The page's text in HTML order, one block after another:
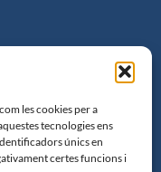
les cookies per a
tecnologies ens
únics en
certes funcions i